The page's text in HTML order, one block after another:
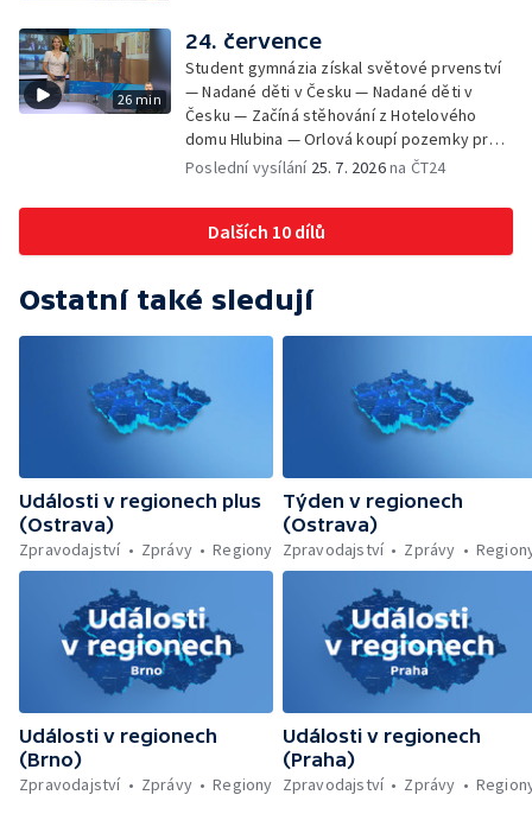
Jičíně
26 min
24. července
Student gymnázia získal světové prvenství
— Nadané děti v Česku — Nadané děti v
Česku — Začíná stěhování z Hotelového
domu Hlubina — Orlová koupí pozemky pro
rodinné domy — Tatra Trucks na čínském
karase obecného — Obnova zeleně v
Komenského sadech — Přehled sociálních
sítí ČT — Dobrovolný vojenský výcvik
dvoraně Bredy
Poslední vysílání 25. 7. 2026na ČT24
Dalších 10 dílů
Ostatní také sledují
Události v regionech plus
(Ostrava)
Zpravodajství
Zprávy Regiony
Týden v regionech
(Ostrava)
Zpravodajství
Zprávy
Události v regionech
(Brno)
Zpravodajství
Zprávy Regiony
Události v regionech
(Praha)
Zpravodajství
Zprávy